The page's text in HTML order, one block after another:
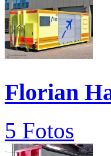
Florian
5 Fotos